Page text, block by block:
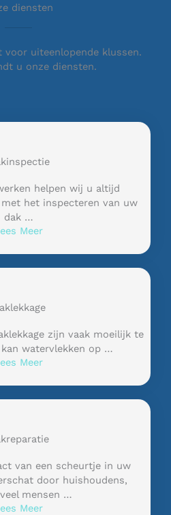
diensten
uiteenlopende klussen.
u onze diensten.
helpen wij u altijd
het inspecteren van uw
dak …
Meer
zijn vaak moeilijk te
watervlekken op …
Meer
van een scheurtje in uw
door huishoudens,
mensen …
Meer